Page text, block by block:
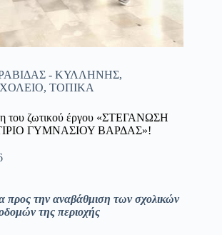
- ΚΥΛΛΗΝΗΣ,
, ΤΟΠΙΚΑ
του ζωτικού έργου «ΣΤΕΓΑΝΩΣΗ
ΓΥΜΝΑΣΙΟΥ ΒΑΡΔΑΣ»!
την αναβάθμιση των σχολικών
της περιοχής